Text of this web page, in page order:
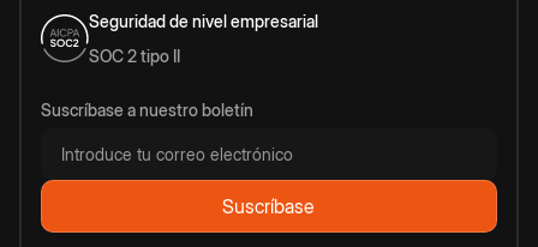
Seguridad de nivel empresarial
SOC 2 tipo II
Suscríbase a nuestro boletín